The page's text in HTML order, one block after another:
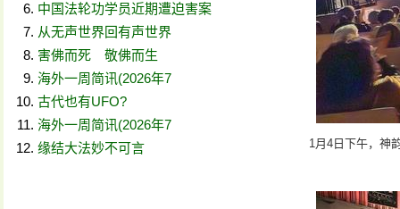
中国法轮功学员近期遭迫害案
从无声世界回有声世界
害佛而死 敬佛而生
海外一周简讯(2026年7
古代也有UFO?
海外一周简讯(2026年7
缘结大法妙不可言
1月4日下午，神